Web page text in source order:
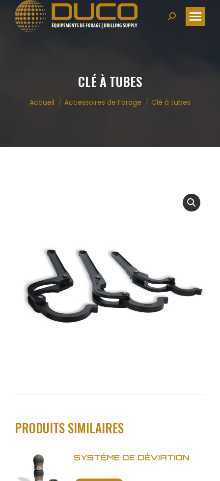
Search:
CLÉ À TUBES
Vous êtes ici :
Accueil Accessoires de Forage Clé à tubes
PRODUITS SIMILAIRES
SYSTÈME DE DÉVIATION